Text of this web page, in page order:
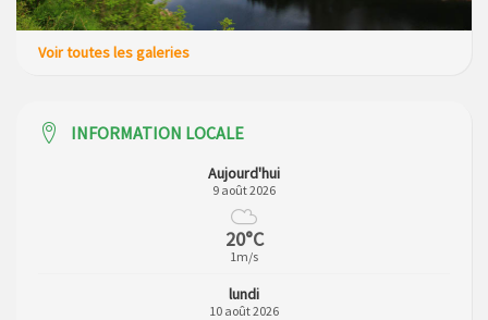
Voir toutes les galeries
INFORMATION LOCALE
Aujourd'hui
9 août 2026
20°C
1m/s
lundi
10 août 2026